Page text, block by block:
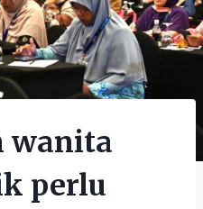
wanita
perlu